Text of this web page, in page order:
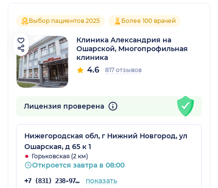
Выбор пациентов 2025 Более 100 врачей
Клиника Александрия на
Ошарской, Многопрофильная
клиника
4.6 817 отзывов
Лицензия проверена
Нижегородская обл, г Нижний Новгород, ул
Ошарская, д 65 к 1
Горьковская (2 км)
Откроется завтра в 08:00
+7 (831) 238-97-02 показать